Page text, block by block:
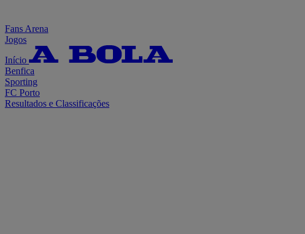
Fans Arena
Jogos
Início
Benfica
Sporting
FC Porto
Resultados e Classificações